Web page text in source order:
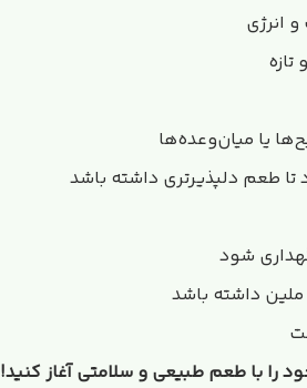
انرژی
تا طعم دلپذیرتری داشته باشد
شود
داشته باشد
را با طعم طبیعی و سلامتی آغاز کنید!